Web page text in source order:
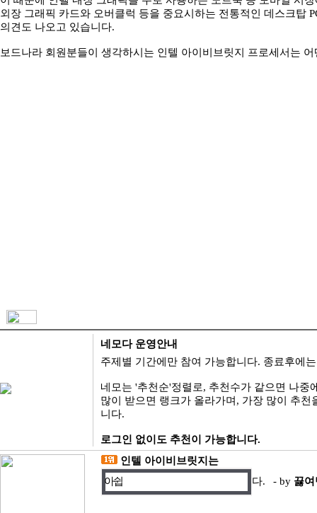
외장 그래픽 카드와 오버클럭 등을 중요시하는 전통적인 데스크탑
의견도 나오고 있습니다.
보드나라 회원분들이 생각하시는 인텔 아이비브릿지 프로세서는
네모다 운영안내
주제별 기간에만 참여 가능합니다. 종료후에
네모는 '추천순'정렬로, 추천수가 같으면 나중
많이 받으면 랭크가 올라가며, 가장 많이 추
니다.
로그인 없이도 추천이 가능합니다.
인텔 아이비브릿지는
아쉽
다. - by 끓